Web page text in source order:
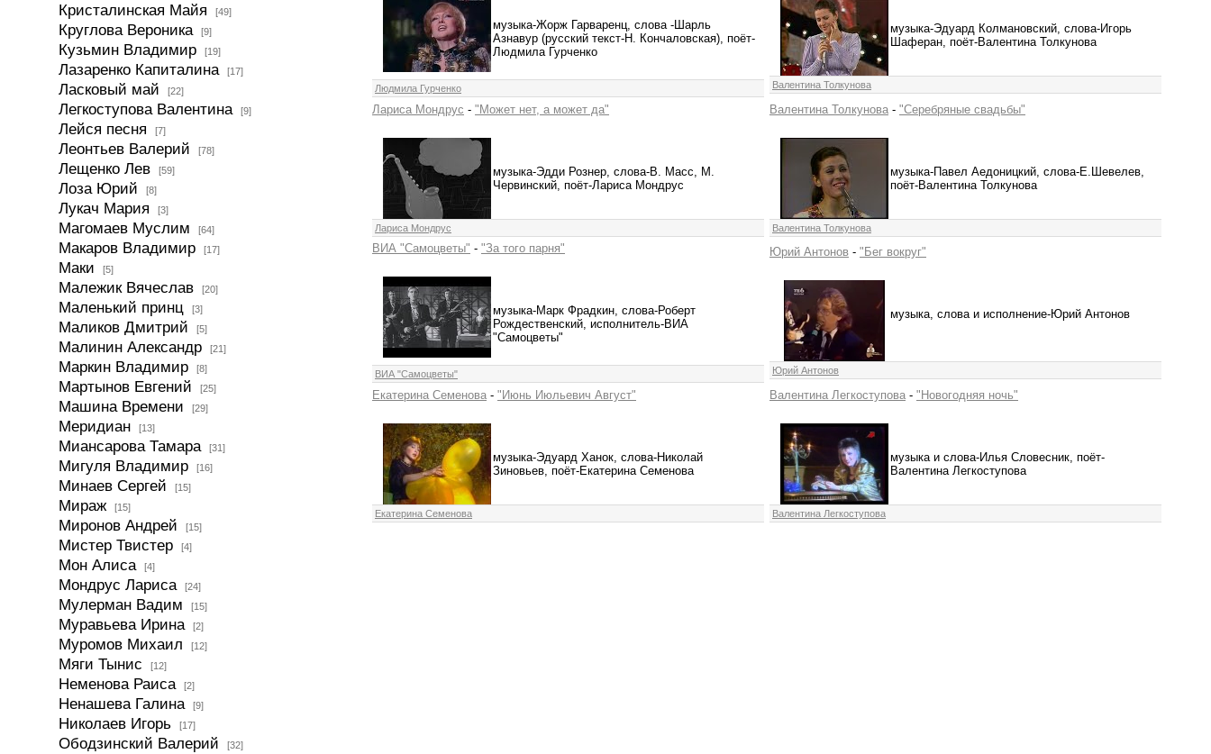
Кристалинская Майя [49]
Круглова Вероника [9]
Кузьмин Владимир [19]
Лазаренко Капиталина [17]
Ласковый май [22]
Легкоступова Валентина [9]
Лейся песня [7]
Леонтьев Валерий [78]
Лещенко Лев [59]
Лоза Юрий [8]
Лукач Мария [3]
Магомаев Муслим [64]
Макаров Владимир [17]
Маки [5]
Малежик Вячеслав [20]
Маленький принц [3]
Маликов Дмитрий [5]
Малинин Александр [21]
Маркин Владимир [8]
Мартынов Евгений [25]
Машина Времени [29]
Меридиан [13]
Миансарова Тамара [31]
Мигуля Владимир [16]
Минаев Сергей [15]
Мираж [15]
Миронов Андрей [15]
Мистер Твистер [4]
Мон Алиса [4]
Мондрус Лариса [24]
Мулерман Вадим [15]
Муравьева Ирина [2]
Муромов Михаил [12]
Мяги Тынис [12]
Неменова Раиса [2]
Ненашева Галина [9]
Николаев Игорь [17]
Ободзинский Валерий [32]
музыка-Жорж Гарваренц, слова -Шарль
Азнавур (русский текст-Н. Кончаловская), поёт-
Людмила Гурченко
Людмила Гурченко
музыка-Эдуард Колмановский, слова-Игорь
Шаферан, поёт-Валентина Толкунова
Валентина Толкунова
Лариса Мондрус - "Может нет, а может да"
музыка-Эдди Рознер, слова-В. Масс, М.
Червинский, поёт-Лариса Мондрус
Лариса Мондрус
Валентина Толкунова - "Серебряные свадьбы"
музыка-Павел Аедоницкий, слова-Е.Шевелев,
поёт-Валентина Толкунова
Валентина Толкунова
ВИА "Самоцветы" - "За того парня"
музыка-Марк Фрадкин, слова-Роберт
Рождественский, исполнитель-ВИА
"Самоцветы"
ВИА "Самоцветы"
Юрий Антонов - "Бег вокруг"
музыка, слова и исполнение-Юрий Антонов
Юрий Антонов
Екатерина Семенова - "Июнь Июльевич Август"
музыка-Эдуард Ханок, слова-Николай
Зиновьев, поёт-Екатерина Семенова
Екатерина Семенова
Валентина Легкоступова - "Новогодняя ночь"
музыка и слова-Илья Словесник, поёт-
Валентина Легкоступова
Валентина Легкоступова